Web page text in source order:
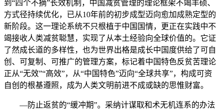
到“四个不摘”长效机制，中国减贫管理的理论框架不竭丰硕、
方式径持续优化，已从10年前的初步成型迈向愈加成熟定型的
新阶段。这一理论系统不只根植于中国国情，更正在实践中不
竭接收人类减贫聪慧，实现了从本土经验向全球价值的。它证
了然成长道的多样性，也为世界出格是成长中国度供给了可自
创、可复制、可推广的管理方案，标记着中国特色反贫苦理论
正从“无效”“高效”，从“中国特色”迈向“全球共享”，构成可资
自创的根基遵照，成为人类文明前进不成或缺的思惟财富。
—防止返贫的“缓冲期”。采纳计谋取和术无机连系的办法